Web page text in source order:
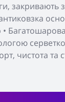
закривають
чистота та